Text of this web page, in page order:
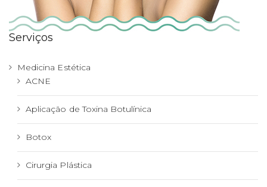
Serviços
Medicina Estética
ACNE
Aplicação de Toxina Botulínica
Botox
Cirurgia Plástica